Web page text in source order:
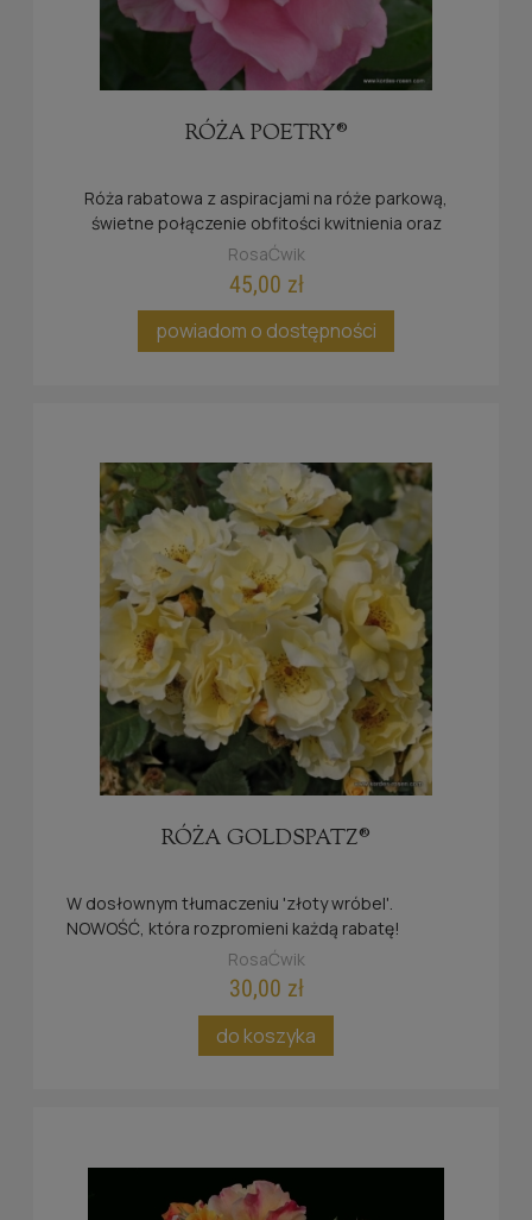
RÓŻA POETRY®
Róża rabatowa z aspiracjami na róże parkową,
świetne połączenie obfitości kwitnienia oraz
kompaktowych rozmiarów.
RosaĆwik
45,00 zł
powiadom o dostępności
RÓŻA GOLDSPATZ®
W dosłownym tłumaczeniu 'złoty wróbel'.
NOWOŚĆ, która rozpromieni każdą rabatę!
RosaĆwik
30,00 zł
do koszyka